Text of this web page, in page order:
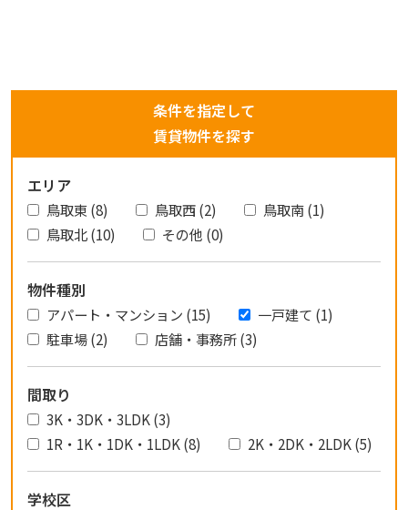
条件を指定して
賃貸物件を探す
エリア
鳥取東 (8) 鳥取西 (2)
鳥取南 (1)
鳥取北 (10)
その他 (0)
物件種別
アパート・マンション (15)
一戸建て (1)
駐車場 (2)
店舗・事務所 (3)
間取り
3K・3DK・3LDK (3)
1R・1K・1DK・1LDK (8)
2K・2DK・2LDK (5)
学校区